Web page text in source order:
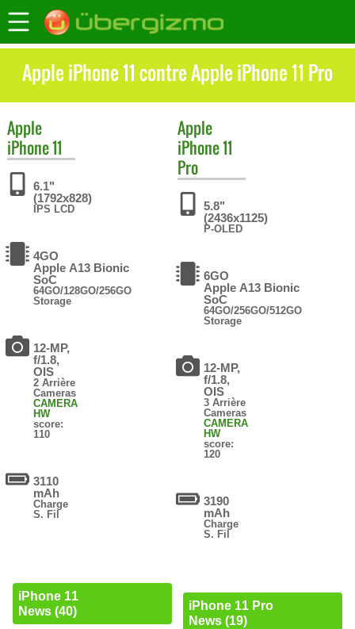
Apple iPhone 11 contre Apple iPhone 11 Pro
Apple
iPhone 11
6.1"
(1792x828)
IPS LCD
4GO
Apple A13 Bionic
SoC
64GO/128GO/256GO
Storage
12-MP,
f/1.8,
OIS
2 Arrière
Cameras
CAMERA
HW
score:
110
3110
mAh
Charge
S. Fil
iPhone 11
News (40)
Apple
iPhone 11
Pro
5.8"
(2436x1125)
P-OLED
6GO
Apple A13 Bionic
SoC
64GO/256GO/512GO
Storage
12-MP,
f/1.8,
OIS
3 Arrière
Cameras
CAMERA
HW
score:
120
3190
mAh
Charge
S. Fil
iPhone 11 Pro
News (19)